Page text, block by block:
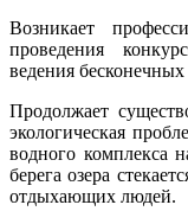
Возникает
проведения
ведения
Продолжает
экологическая
водного комплекса
берега озера
отдыхающих людей.